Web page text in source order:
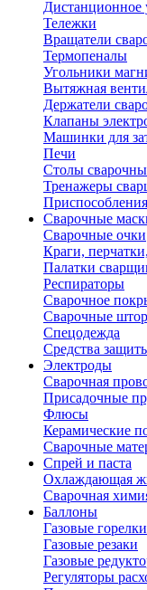
Дистанционное
Тележки
Вращатели
Термопеналы
Угольники
Вытяжная
Держатели
Клапаны
Машинки для
Печи
Столы
Тренажеры
Приспособления
Сварочные
Сварочные очки
Краги,
Палатки
Респираторы
Сварочное
Сварочные
Спецодежда
Средства
Электроды
Сварочная
Присадочные
Флюсы
Керамические
Сварочные
Спрей и паста
Охлаждающая
Сварочная
Баллоны
Газовые горелки
Газовые резаки
Газовые
Регуляторы